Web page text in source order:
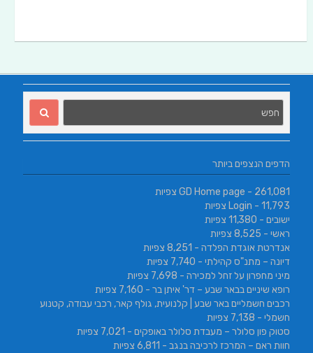
הדפים הנצפים ביותר
GD Home page - 261,081 צפיות
Login - 11,793 צפיות
ישובים - 11,380 צפיות
ראשי - 8,525 צפיות
אנדרטת אוגדת הפלדה - 8,251 צפיות
דיונה – מתנ"ס קהילתי - 7,740 צפיות
מיני מחפרון על זחל למכירה - 7,698 צפיות
רופא שיניים בבאר שבע – דר' איתן בר - 7,160 צפיות
רכבים חשמליים באר שבע | קלנועית, גולף קאר, רכבי עבודה, קטנוע
חשמלי - 7,138 צפיות
סטוק פון סלולר – מעבדת סלולר באופקים - 7,021 צפיות
חוות ראם – המרכז לרכיבה בנגב - 6,811 צפיות